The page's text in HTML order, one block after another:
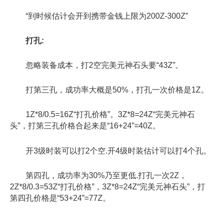
“到时候估计会开到携带金钱上限为200Z-300Z”
打孔:
忽略装备成本，打2空完美元神石头要“43Z”。
打第三孔，成功率大概是50%，打孔一次价格是1Z。
1Z*8/0.5=16Z“打孔价格”。3Z*8=24Z“完美元神石
头”，打第三孔价格合起来是“16+24”=40Z。
开3级时装可以打2个空.开4级时装估计可以打4个孔。
第四孔，成功率为30%乃至更低.打孔一次2Z，
2Z*8/0.3=53Z“打孔价格”，3Z*8=24Z“完美元神石头”，打
第四孔价格是“53+24”=77Z。